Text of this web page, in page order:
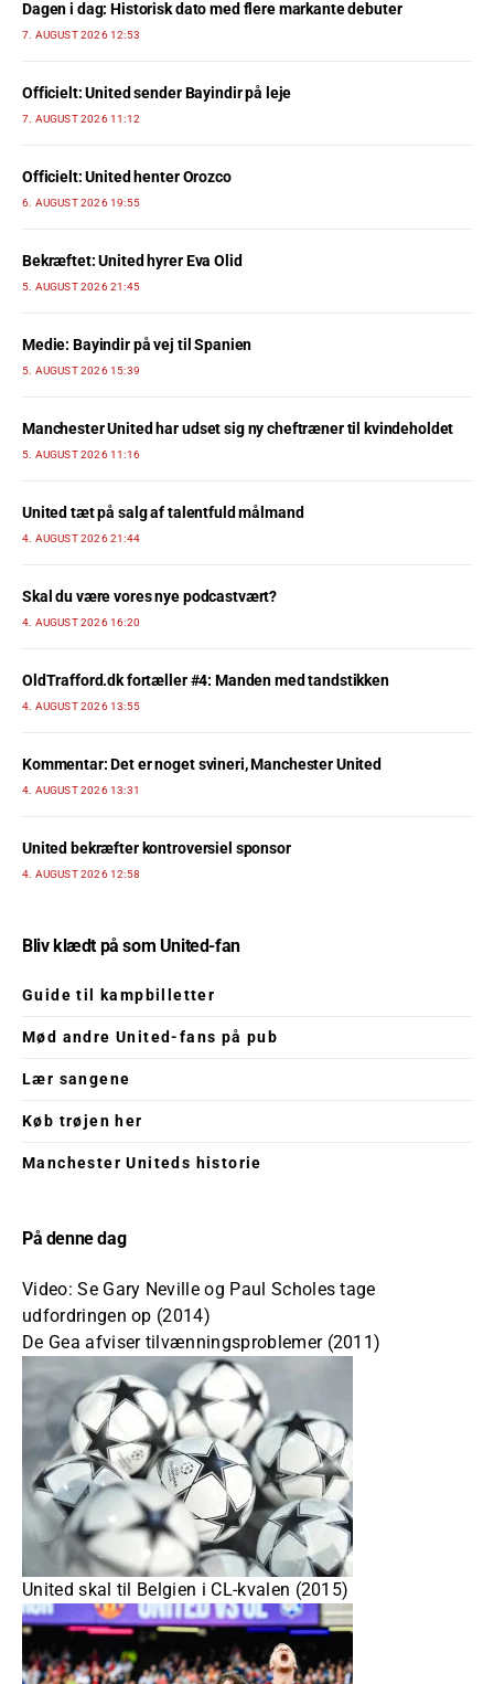
Dagen i dag: Historisk dato med flere markante debuter
7. AUGUST 2026 12:53
Officielt: United sender Bayindir på leje
7. AUGUST 2026 11:12
Officielt: United henter Orozco
6. AUGUST 2026 19:55
Bekræftet: United hyrer Eva Olid
5. AUGUST 2026 21:45
Medie: Bayindir på vej til Spanien
5. AUGUST 2026 15:39
Manchester United har udset sig ny cheftræner til kvindeholdet
5. AUGUST 2026 11:16
United tæt på salg af talentfuld målmand
4. AUGUST 2026 21:44
Skal du være vores nye podcastvært?
4. AUGUST 2026 16:20
OldTrafford.dk fortæller #4: Manden med tandstikken
4. AUGUST 2026 13:55
Kommentar: Det er noget svineri, Manchester United
4. AUGUST 2026 13:31
United bekræfter kontroversiel sponsor
4. AUGUST 2026 12:58
Bliv klædt på som United-fan
Guide til kampbilletter
Mød andre United-fans på pub
Lær sangene
Køb trøjen her
Manchester Uniteds historie
På denne dag
Video: Se Gary Neville og Paul Scholes tage
udfordringen op (2014)
De Gea afviser tilvænningsproblemer (2011)
United skal til Belgien i CL-kvalen (2015)